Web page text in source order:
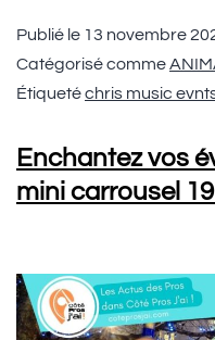
Publié le 13 novembre
Catégorisé comme
Étiquetéchris music
Enchantez vos
mini carrousel